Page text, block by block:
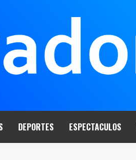
DEPORTES ESPECTACULOS